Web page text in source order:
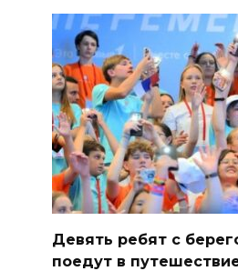
Девять ребят с
поедут в